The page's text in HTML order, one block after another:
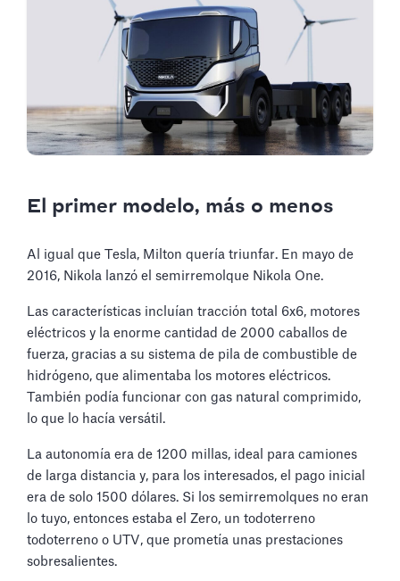
El primer modelo, más o menos
Al igual que Tesla, Milton quería triunfar. En mayo de
2016, Nikola lanzó el semirremolque Nikola One.
Las características incluían tracción total 6x6, motores
eléctricos y la enorme cantidad de 2000 caballos de
fuerza, gracias a su sistema de pila de combustible de
hidrógeno, que alimentaba los motores eléctricos.
También podía funcionar con gas natural comprimido,
lo que lo hacía versátil.
La autonomía era de 1200 millas, ideal para camiones
de larga distancia y, para los interesados, el pago inicial
era de solo 1500 dólares. Si los semirremolques no eran
lo tuyo, entonces estaba el Zero, un todoterreno
todoterreno o UTV, que prometía unas prestaciones
sobresalientes.